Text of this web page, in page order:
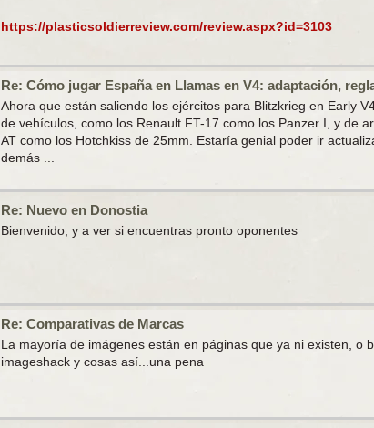
https://plasticsoldierreview.com/review.aspx?id=3103
Re: Cómo jugar España en Llamas en V4: adaptación,
Ahora que están saliendo los ejércitos para Blitzkrieg en Early
de vehículos, como los Renault FT-17 como los Panzer I, y de
AT como los Hotchkiss de 25mm. Estaría genial poder ir
demás ...
Re: Nuevo en Donostia
Bienvenido, y a ver si encuentras pronto oponentes
Re: Comparativas de Marcas
La mayoría de imágenes están en páginas que ya ni existen, o
imageshack y cosas así...una pena